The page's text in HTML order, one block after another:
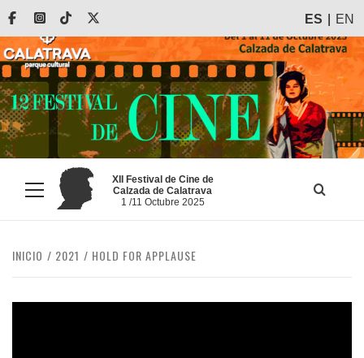
Saltar
contenido
FacebookInstagram
Tiktok ES EN
Menú
principal
XII Festival de Cine de
Calzada de Calatrava
1 /11 Octubre 2025
INICIO 2021 HOLD FOR APPLAUSE